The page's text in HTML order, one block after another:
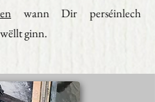
wann Dir perséinlech
ginn.